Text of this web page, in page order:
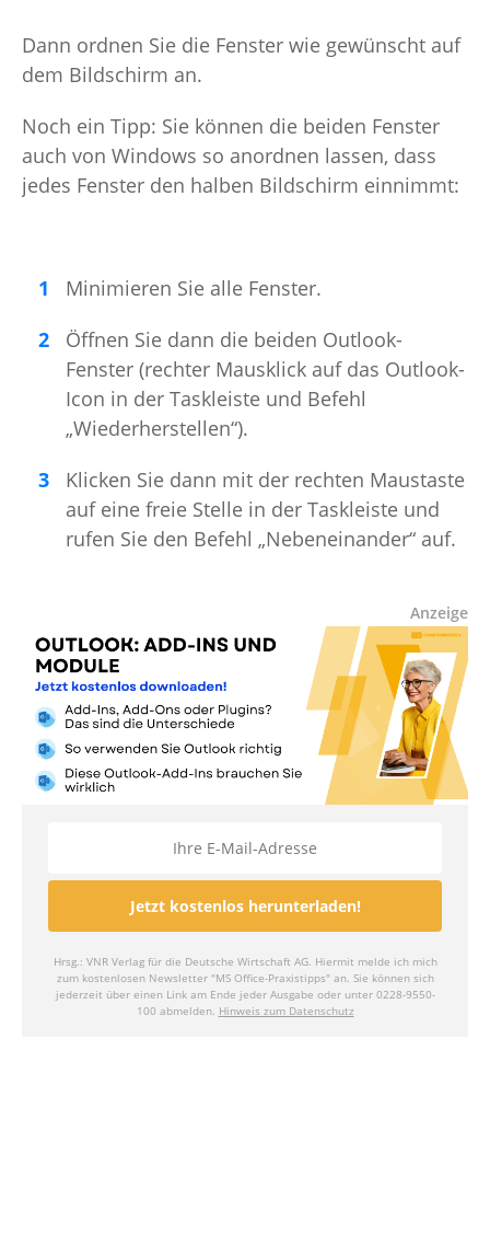
Dann ordnen Sie die Fenster wie gewünscht auf
dem Bildschirm an.
Noch ein Tipp: Sie können die beiden Fenster
auch von Windows so anordnen lassen, dass
jedes Fenster den halben Bildschirm einnimmt:
Minimieren Sie alle Fenster.
Öffnen Sie dann die beiden Outlook-
Fenster (rechter Mausklick auf das Outlook-
Icon in der Taskleiste und Befehl
„Wiederherstellen“).
Klicken Sie dann mit der rechten Maustaste
auf eine freie Stelle in der Taskleiste und
rufen Sie den Befehl „Nebeneinander“ auf.